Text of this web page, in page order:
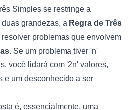
Simples se restringe a
grandezas, a Regra de Três
resolver problemas que envolvem
. Se um problema tiver 'n'
você lidará com '2n' valores,
e um desconhecido a ser
é, essencialmente, uma